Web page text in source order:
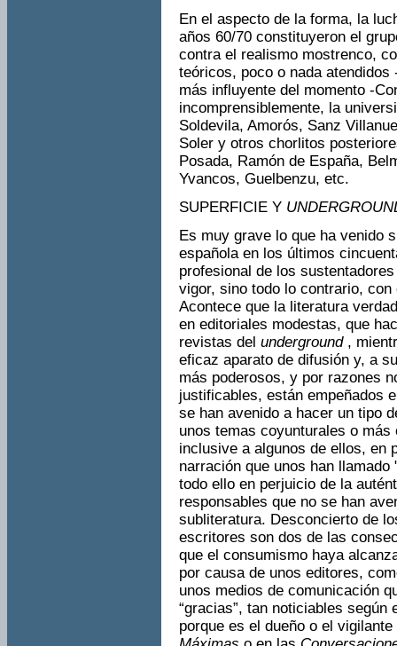
En el aspecto de la forma, la
años 60/70 constituyeron el
contra el realismo mostrenco,
teóricos, poco o nada
más influyente del momento -
incomprensiblemente, la
Soldevila, Amorós, Sanz
Soler y otros chorlitos
Posada, Ramón de España,
Yvancos, Guelbenzu, etc.
SUPERFICIE Y
Es muy grave lo que ha venido
española en los últimos
profesional de los
vigor, sino todo lo contrario,
Acontece que la literatura
en edito­riales modestas, que
revistas del underground ,
eficaz aparato de difusión y, a
más podero­sos, y por razones
justificables, están empeñados
se han avenido a hacer un tipo
unos temas coyun­tura­les o
inclusive a algunos de ellos, en
nar­ración que unos han
todo ello en perjuicio de la
responsables que no se han
subliteratura. Desconcierto de
escrito­res son dos de las
que el consumismo haya
por causa de unos editores,
unos medios de comunicación
“gracias”, tan noticiables
porque es el dueño o el